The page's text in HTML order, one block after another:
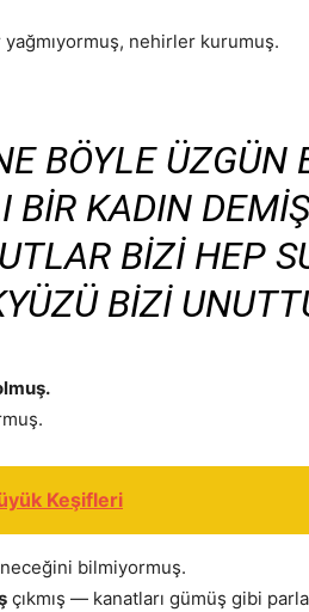
nehirler kurumuş.
BÖYLE ÜZGÜN
BIR KADIN
BIZI HEP
BIZI
Keşifleri
bilmiyormuş.
çıkmış — kanatları gümüş gibi